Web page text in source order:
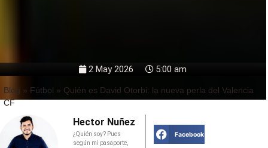
2 May 2026 5:00 am
Blog » Fútbol » Quién es David Otorbi: la nueva perla del Valencia
CF
Hector Nuñez
¿Quién soy? Pues
según mi pasaporte,
Facebook